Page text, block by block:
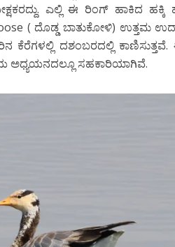
ಎಲ್ಲಿ ಈ ರಿಂಗ್ ಹಾಕಿದ
( ದೊಡ್ಡ ಬಾತುಕೋಳಿ) ಉತ್ತಮ
ಕೆರೆಗಳಲ್ಲಿ ದಶಂಬರದಲ್ಲಿ
ಅಧ್ಯಯನದಲ್ಲೂ ಸಹಕಾರಿಯಾಗಿವೆ.